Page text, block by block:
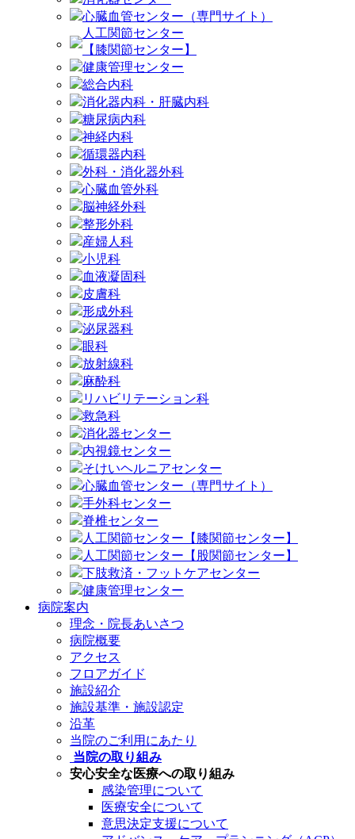
心臓血管センター（専門サイト）
人工関節センター
【膝関節センター】
健康管理センター
総合内科
消化器内科・肝臓内科
糖尿病内科
神経内科
循環器内科
外科・消化器外科
心臓血管外科
脳神経外科
整形外科
産婦人科
小児科
血液凝固科
皮膚科
形成外科
泌尿器科
眼科
放射線科
麻酔科
リハビリテーション科
救急科
消化器センター
内視鏡センター
そけいヘルニアセンター
心臓血管センター（専門サイト）
手外科センター
脊椎センター
人工関節センター【膝関節センター】
人工関節センター【股関節センター】
下肢救済・フットケアセンター
健康管理センター
病院案内
理念・院長あいさつ
病院概要
アクセス
フロアガイド
施設紹介
施設基準・施設認定
沿革
当院のご利用にあたり
当院の取り組み
安心安全な医療への取り組み
感染管理について
医療安全について
意思決定支援について